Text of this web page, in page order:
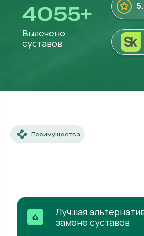
4055+
Вылечено
суставов
Преимущества
Лучшая
замене суставов